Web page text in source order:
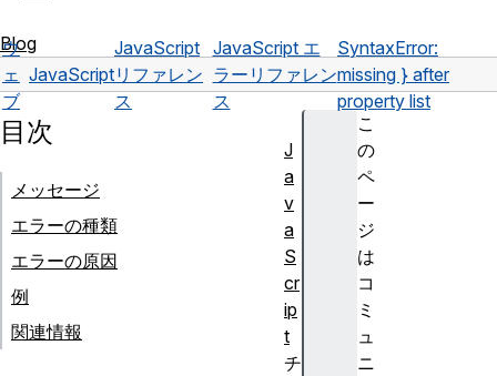
Blog
ウ
ェ
ブ
JavaScript
JavaScript
リファレン
ス
JavaScript エ
ラーリファレン
ス
SyntaxError:
missing } after
property list
こ
の
ペ
ー
ジ
は
コ
ミ
ュ
ニ
目次
メッセージ
エラーの種類
エラーの原因
例
関連情報
J
a
v
a
S
cr
ip
t
チ